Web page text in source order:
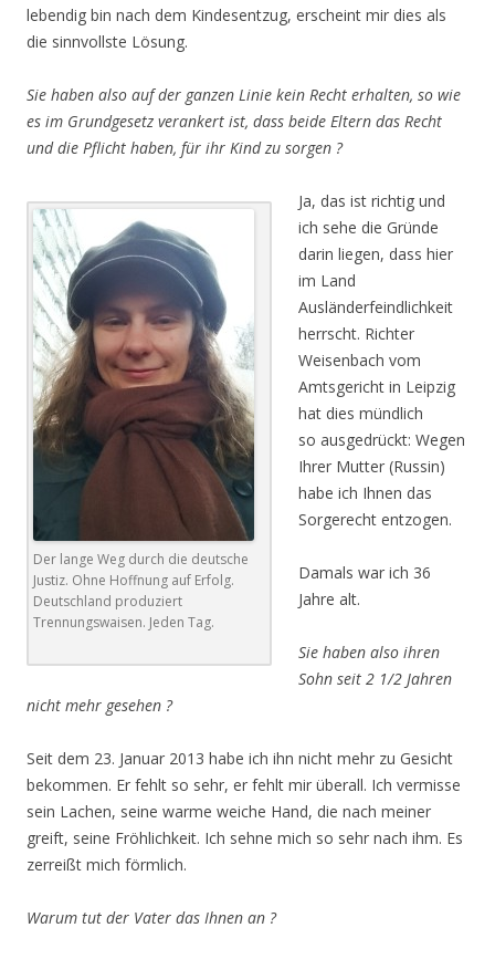
lebendig bin nach dem Kindesentzug, erscheint mir dies als
die sinnvollste Lösung.
Sie haben also auf der ganzen Linie kein Recht erhalten, so wie
es im Grundgesetz verankert ist, dass beide Eltern das Recht
und die Pflicht haben, für ihr Kind zu sorgen ?
Der lange Weg durch die deutsche
Justiz. Ohne Hoffnung auf Erfolg.
Deutschland produziert
Trennungswaisen. Jeden Tag.
Ja, das ist richtig und
ich sehe die Gründe
darin liegen, dass hier
im Land
Ausländerfeindlichkeit
herrscht. Richter
Weisenbach vom
Amtsgericht in Leipzig
hat dies mündlich
so ausgedrückt: Wegen
Ihrer Mutter (Russin)
habe ich Ihnen das
Sorgerecht entzogen.
Damals war ich 36
Jahre alt.
Sie haben also ihren
Sohn seit 2 1/2 Jahren
nicht mehr gesehen ?
Seit dem 23. Januar 2013 habe ich ihn nicht mehr zu Gesicht
bekommen. Er fehlt so sehr, er fehlt mir überall. Ich vermisse
sein Lachen, seine warme weiche Hand, die nach meiner
greift, seine Fröhlichkeit. Ich sehne mich so sehr nach ihm. Es
zerreißt mich förmlich.
Warum tut der Vater das Ihnen an ?